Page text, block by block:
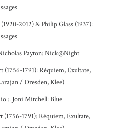
2012) & Philip Glass (1937):
Payton: Nick@Night
1791): Réquiem, Exultate,
/ Dresden, Klee)
:. Joni Mitchell: Blue
1791): Réquiem, Exultate,